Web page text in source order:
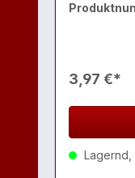
3,97 €*
Lagernd,